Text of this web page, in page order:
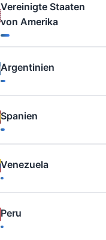
Vereinigte Staaten
von Amerika
Argentinien
Spanien
Venezuela
Peru